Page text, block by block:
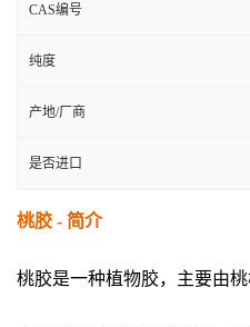
CAS编号
纯度
产地/厂商
是否进口
桃胶 - 简介
桃胶是一种植物胶，主要由